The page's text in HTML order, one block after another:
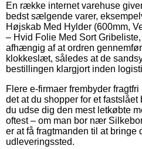
En række internet varehuse
bedst sælgende varer,
Højskab Med Hylder (600mm,
– Hvid Folie Med Sort
afhængig af at ordren
klokkeslæt, således at de
bestillingen klargjort inden
Flere e-firmaer frembyder
det at du shopper for et fastslået
du udse dig den mest letkøbte
oftest – om man bor nær
er at få fragtmanden til at bringe
udleveringssted.